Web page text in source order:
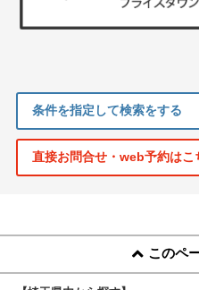
条件を指定して検索をする
直接お問合せ・web予約はこ
このペ